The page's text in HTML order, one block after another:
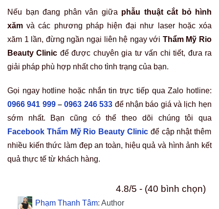
Nếu bạn đang phân vân giữa phẫu thuật cắt bỏ hình
xăm và các phương pháp hiện đại như laser hoặc xóa
xăm 1 lần, đừng ngần ngại liên hệ ngay với Thẩm Mỹ Rio
Beauty Clinic để được chuyên gia tư vấn chi tiết, đưa ra
giải pháp phù hợp nhất cho tình trạng của bạn.
Gọi ngay hotline hoặc nhắn tin trực tiếp qua Zalo hotline:
0966 941 999– 0963 246 533 để nhận báo giá và lịch hẹn
sớm nhất. Bạn cũng có thể theo dõi chúng tôi qua
Facebook Thẩm Mỹ Rio Beauty Clinic để cập nhật thêm
nhiều kiến thức làm đẹp an toàn, hiệu quả và hình ảnh kết
quả thực tế từ khách hàng.
4.8/5 - (40 bình chọn)
Phạm Thanh Tâm: Author